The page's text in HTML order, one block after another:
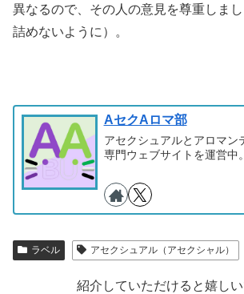
異なるので、その人の意見を尊重しま
詰めないように）。
AセクAロマ部
アセクシュアルとアロマン
専門ウェブサイトを運営中。
ラベル アセクシュアル（アセクシャル）
紹介していただけると嬉しい